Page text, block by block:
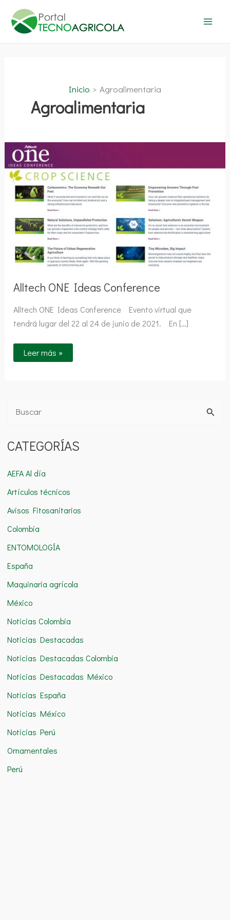
contenido
Inicio Agroalimentaria
Agroalimentaria
Alltech ONE Ideas Conference
Alltech ONE Ideas Conference Evento virtual que
tendrá lugar del 22 al 24 de junio de 2021. En […]
Alltech
ONE
Ideas
Conference
Leer más »
s
a
r
p
o
r
:
CATEGORÍAS
AEFA Al día
Artículos técnicos
Avisos Fitosanitarios
Colombia
ENTOMOLOGÍA
España
Maquinaria agrícola
México
Noticias Colombia
Noticias Destacadas
Noticias Destacadas Colombia
Noticias Destacadas México
Noticias España
Noticias México
Noticias Perú
Ornamentales
Perú